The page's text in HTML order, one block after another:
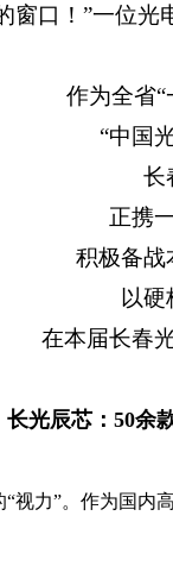
口！”一位
作为全省“
“中国
长
正携
积极备战
以硬
在本届长春
长光辰芯：50余
视力”。作为国